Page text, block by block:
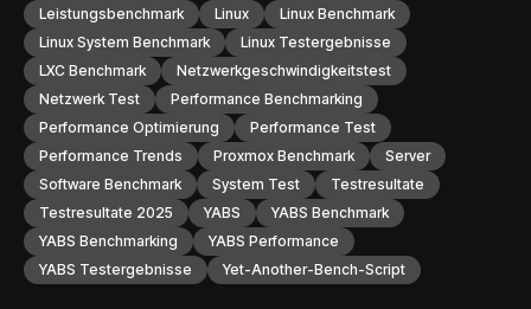
Leistungsbenchmark
Linux
Linux Benchmark
Linux System Benchmark
Linux Testergebnisse
LXC Benchmark
Netzwerkgeschwindigkeitstest
Netzwerk Test
Performance Benchmarking
Performance Optimierung
Performance Test
Performance Trends
Proxmox Benchmark
Server
Software Benchmark
System Test
Testresultate
Testresultate 2025
YABS
YABS Benchmark
YABS Benchmarking
YABS Performance
YABS Testergebnisse
Yet-Another-Bench-Script